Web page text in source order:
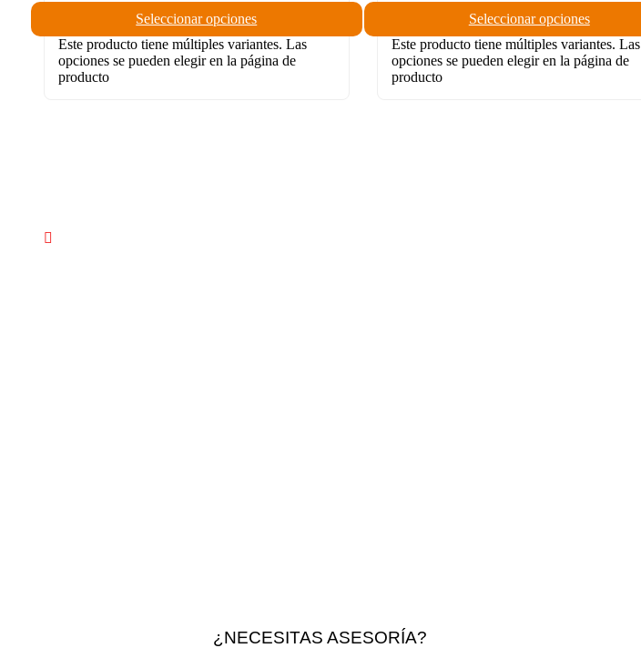
Seleccionar opciones
Este producto tiene múltiples variantes. Las
opciones se pueden elegir en la página de
producto
Seleccionar opciones
Este producto tiene múltiples variantes. Las
opciones se pueden elegir en la página de
producto
¿NECESITAS ASESORÍA?